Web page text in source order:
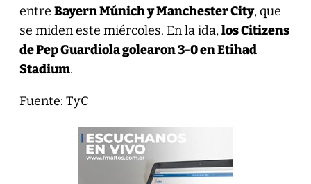
entre Bayern Múnich y Manchester City, que
se miden este miércoles. En la ida,los Citizens
de Pep Guardiola golearon 3-0 en Etihad
Stadium.
Fuente: TyC